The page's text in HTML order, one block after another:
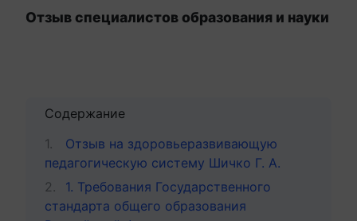
Отзыв специалистов образования и науки
Содержание
Отзыв на здоровьеразвивающую
педагогическую систему Шичко Г. А.
1. Требования Государственного
стандарта общего образования